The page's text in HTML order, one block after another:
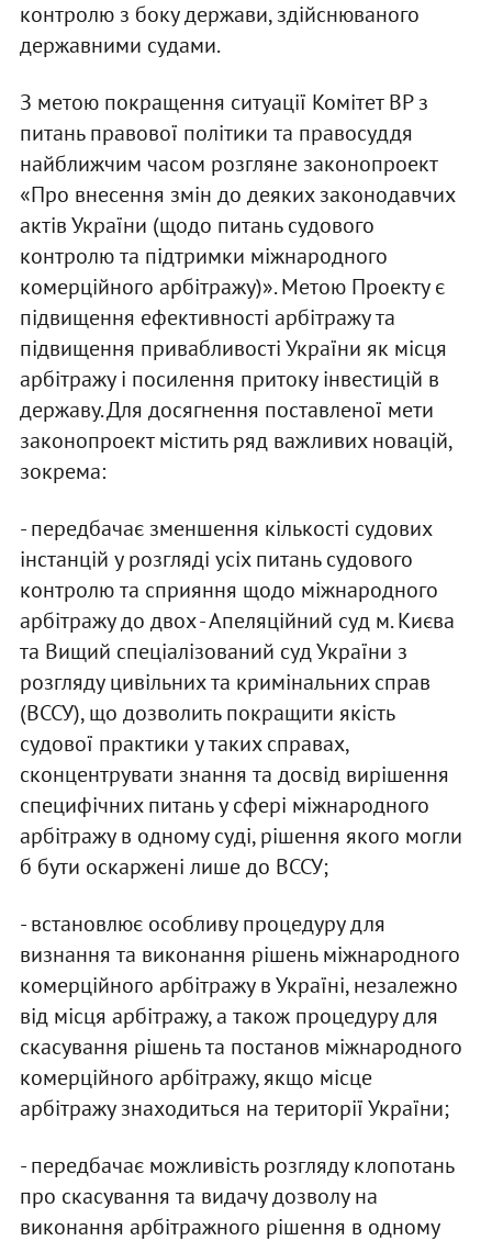
контролю з боку держави, здійснюваного
державними судами.
З метою покращення ситуації Комітет ВР з
питань правової політики та правосуддя
найближчим часом розгляне законопроект
«Про внесення змін до деяких законодавчих
актів України (щодо питань судового
контролю та підтримки міжнародного
комерційного арбітражу)». Метою Проекту є
підвищення ефективності арбітражу та
підвищення привабливості України як місця
арбітражу і посилення притоку інвестицій в
державу. Для досягнення поставленої мети
законопроект містить ряд важливих новацій,
зокрема:
- передбачає зменшення кількості судових
інстанцій у розгляді усіх питань судового
контролю та сприяння щодо міжнародного
арбітражу до двох - Апеляційний суд м. Києва
та Вищий спеціалізований суд України з
розгляду цивільних та кримінальних справ
(ВССУ), що дозволить покращити якість
судової практики у таких справах,
сконцентрувати знання та досвід вирішення
специфічних питань у сфері міжнародного
арбітражу в одному суді, рішення якого могли
б бути оскаржені лише до ВССУ;
- встановлює особливу процедуру для
визнання та виконання рішень міжнародного
комерційного арбітражу в Україні, незалежно
від місця арбітражу, а також процедуру для
скасування рішень та постанов міжнародного
комерційного арбітражу, якщо місце
арбітражу знаходиться на території України;
- передбачає можливість розгляду клопотань
про скасування та видачу дозволу на
виконання арбітражного рішення в одному